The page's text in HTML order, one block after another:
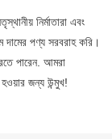
নির্মাতারা এবং
দামের পণ্য সরবরাহ করি।
পারেন. আমরা
হওয়ার জন্য উন্মুখ!